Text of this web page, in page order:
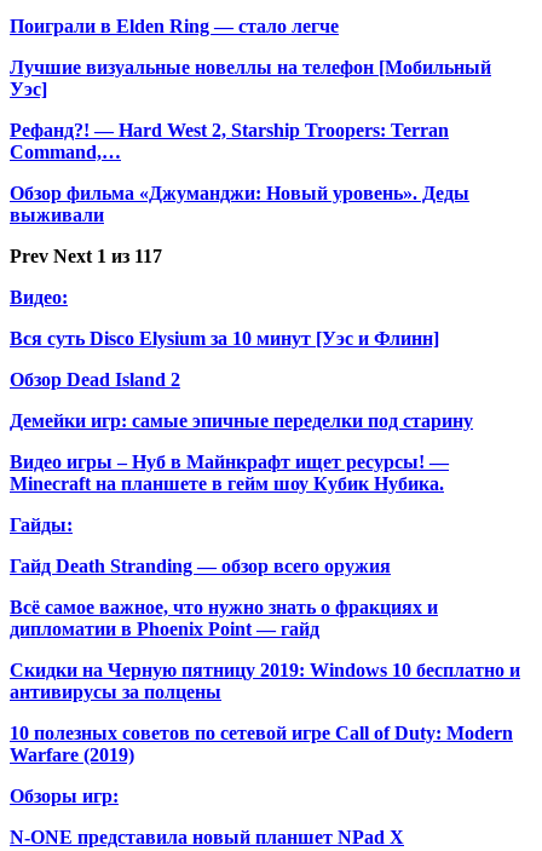
Поиграли в Elden Ring — стало легче
Лучшие визуальные новеллы на телефон [Мобильный
Уэс]
Рефанд?! — Hard West 2, Starship Troopers: Terran
Command,…
Обзор фильма «Джуманджи: Новый уровень». Деды
выживали
Prev Next 1 из 117
Видео:
Вся суть Disco Elysium за 10 минут [Уэс и Флинн]
Обзор Dead Island 2
Демейки игр: самые эпичные переделки под старину
Видео игры – Нуб в Майнкрафт ищет ресурсы! —
Minecraft на планшете в гейм шоу Кубик Нубика.
Гайды:
Гайд Death Stranding — обзор всего оружия
Всё самое важное, что нужно знать о фракциях и
дипломатии в Phoenix Point — гайд
Скидки на Черную пятницу 2019: Windows 10 бесплатно и
антивирусы за полцены
10 полезных советов по сетевой игре Call of Duty: Modern
Warfare (2019)
Обзоры игр:
N-ONE представила новый планшет NPad X